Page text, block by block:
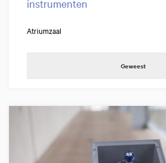
instrumenten
Atriumzaal
Geweest